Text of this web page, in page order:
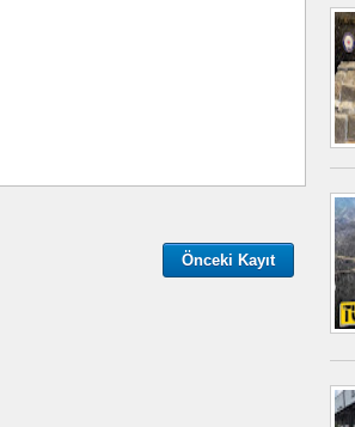
Önceki Kayıt